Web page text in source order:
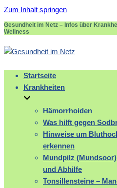
Zum Inhalt springen
Gesundheit im Netz – Infos über
Wellness
Startseite
Krankheiten
Hämorrhoiden
Was hilft gegen
Hinweise um
erkennen
Mundpilz
und Abhilfe
Tonsillensteine –